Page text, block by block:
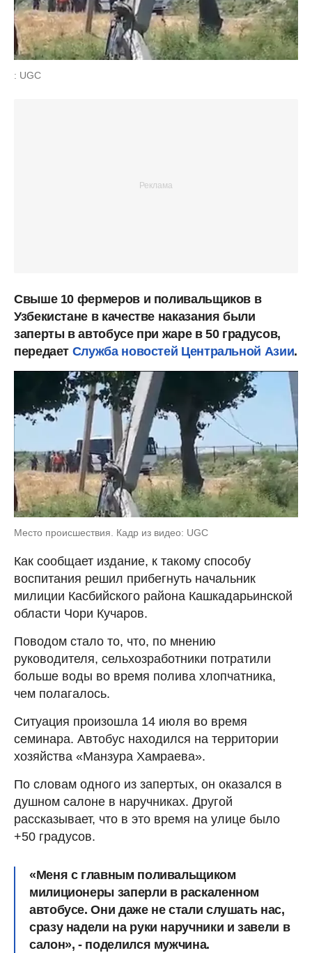
: UGC
Свыше 10 фермеров и поливальщиков в
Узбекистане в качестве наказания были
заперты в автобусе при жаре в 50 градусов,
передает Служба новостей Центральной Азии.
Место происшествия. Кадр из видео: UGC
Как сообщает издание, к такому способу
воспитания решил прибегнуть начальник
милиции Касбийского района Кашкадарьинской
области Чори Кучаров.
Поводом стало то, что, по мнению
руководителя, сельхозработники потратили
больше воды во время полива хлопчатника,
чем полагалось.
Ситуация произошла 14 июля во время
семинара. Автобус находился на территории
хозяйства «Манзура Хамраева».
По словам одного из запертых, он оказался в
душном салоне в наручниках. Другой
рассказывает, что в это время на улице было
+50 градусов.
«Меня с главным поливальщиком
милиционеры заперли в раскаленном
автобусе. Они даже не стали слушать нас,
сразу надели на руки наручники и завели в
салон», - поделился мужчина.